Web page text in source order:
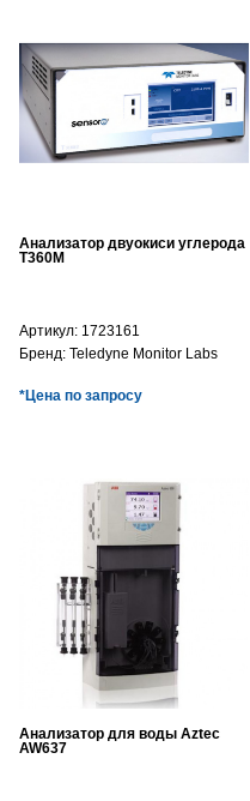
Анализатор двуокиси углерода
T360M
Артикул: 1723161
Бренд: Teledyne Monitor Labs
*Цена по запросу
Анализатор для воды Aztec
AW637